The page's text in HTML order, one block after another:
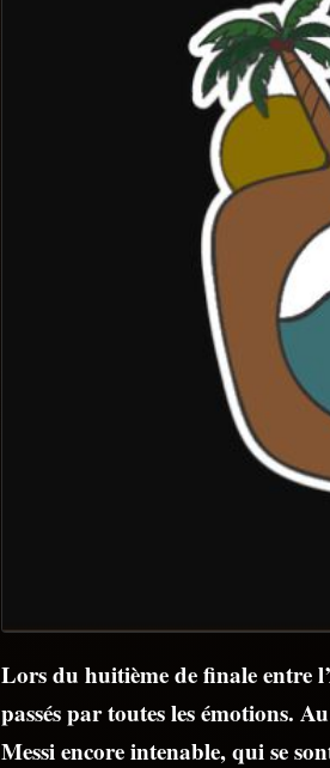
Lors du huitième de finale entre
passés par toutes les émotions.
Messi encore intenable, qui se